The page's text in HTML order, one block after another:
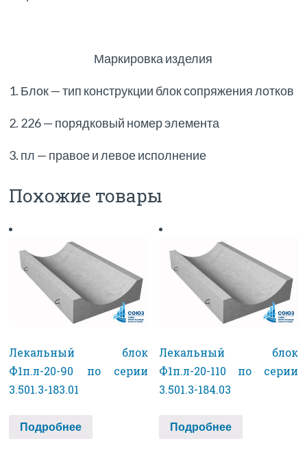
Маркировка изделия
1. Блок — тип конструкции блок сопряжения лотков
2. 226 — порядковый номер элемента
3. пл — правое и левое исполнение
Похожие товары
Лекальный блок
Ф1п.л-20-90 по серии
3.501.3-183.01
Подробнее
Лекальный блок
Ф1п.л-20-110 по серии
3.501.3-184.03
Подробнее